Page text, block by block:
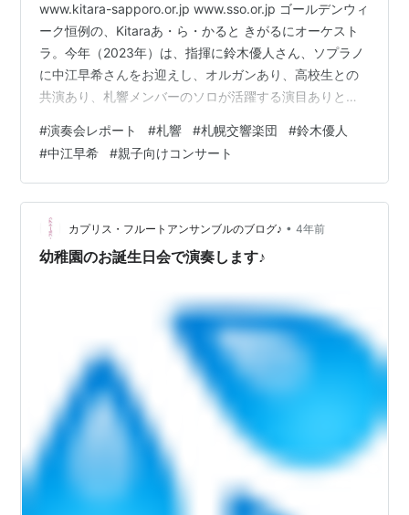
www.kitara-sapporo.or.jp www.sso.or.jp ゴールデンウィ
ーク恒例の、Kitaraあ・ら・かると きがるにオーケスト
ラ。今年（2023年）は、指揮に鈴木優人さん、ソプラノ
に中江早希さんをお迎えし、オルガンあり、高校生との
共演あり、札響メンバーのソロが活躍する演目ありと、
娘と一緒に参加。なお、チケットは全席完売（P席とP席
寄りのLAとRAは販売なし）したそうです。 Kitaraあ・
ら・かると きがるにオーケストラ2023年5月3日（水）
15:00～ 札幌コンサートホールKitara 大ホール 【指揮・
お話】鈴木…
#演奏会レポート #札響 #札幌交響楽団 #鈴木優人
#中江早希 #親子向けコンサート
カプリス・フルートアンサンブルのブログ♪ • 4年前
幼稚園のお誕生日会で演奏します♪